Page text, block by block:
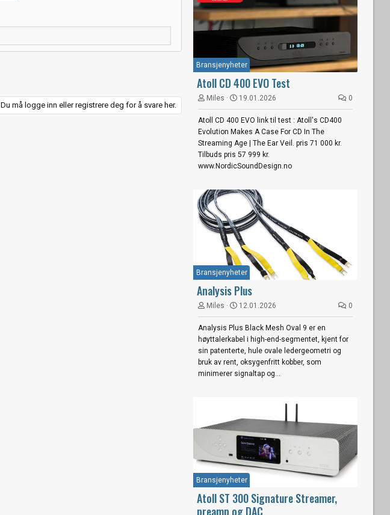
Du må logge inn eller registrere deg for å svare her.
Bransjenyheter
Atoll CD 400 EVO Test
Miles 19.01.2026 0
Atoll CD 400 EVO link til test : Atoll's CD400
Evolution Makes A Case For CD In The
Streaming Age | The Ear Veil. pris 71 000 kr.
Tilbuds pris 57 999 kr.
www.NordicSoundDesign.no
Bransjenyheter
Analysis Plus
Miles 12.01.2026 0
Analysis Plus Black Mesh Oval 9 er en
høyttalerkabel i high-end-segmentet, kjent for
sin patenterte, hule ovale ledergeometri og
bruk av rent, oksygenfritt kobber, som
minimerer signaltap og...
Bransjenyheter
Atoll ST 300 Signature Streamer,
preamp og DAC